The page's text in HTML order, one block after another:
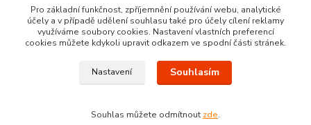
Moderní kusové koberce
Pro základní funkčnost, zpříjemnění používání webu, analytické
účely a v případě udělení souhlasu také pro účely cílení reklamy
využíváme soubory cookies. Nastavení vlastních preferencí
cookies můžete kdykoli upravit odkazem ve spodní části stránek.
Nastavení Souhlasím
Souhlas můžete odmítnout zde.